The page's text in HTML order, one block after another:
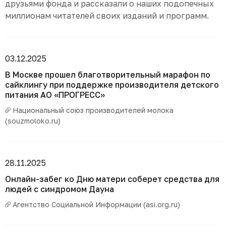
друзьями фонда и рассказали о наших подопечных
миллионам читателей своих изданий и программ.
В Москве прошел благотворительный марафон по
сайклингу при поддержке производителя детского
питания АО «ПРОГРЕСС»
Национальный союз производителей молока
(souzmoloko.ru)
03.12.2025
Онлайн-забег ко Дню матери соберет средства для
людей с синдромом Дауна
Агентство Социальной Информации (asi.org.ru)
28.11.2025